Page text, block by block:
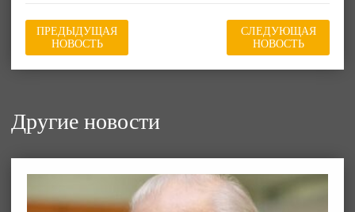
ПРЕДЫДУЩАЯ
НОВОСТЬ
СЛЕДУЮЩАЯ
НОВОСТЬ
Другие новости